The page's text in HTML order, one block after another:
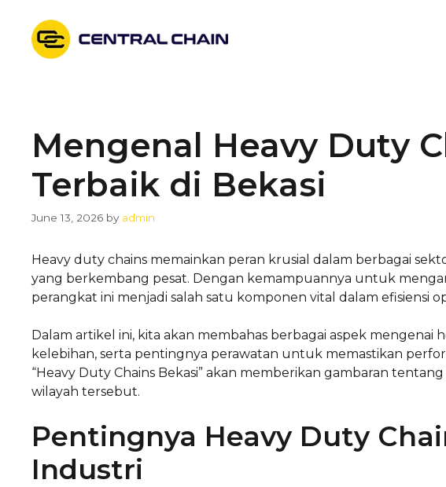
content
Mengenal Heavy Duty
Terbaik di Bekasi
June 13, 2026 by admin
Heavy duty chains memainkan peran krusial dalam berbagai
yang berkembang pesat. Dengan kemampuannya untuk
perangkat ini menjadi salah satu komponen vital dalam efisiensi
Dalam artikel ini, kita akan membahas berbagai aspek mengenai
kelebihan, serta pentingnya perawatan untuk memastikan
“Heavy Duty Chains Bekasi” akan memberikan gambaran
wilayah tersebut.
Pentingnya Heavy Duty
Industri